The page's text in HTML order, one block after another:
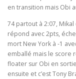
en transition mais Obi
74 partout à 2:07,
répond avec 2pts,
mort New York à -1
emballé mais le score
floater sur Obi en
ensuite et c’est Tony